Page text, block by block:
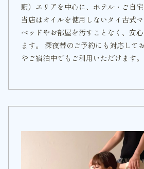
駅）エリアを中心に、ホテル・ご自宅
当店はオイルを使用しないタイ古式マ
ベッドやお部屋を汚すことなく、安
ます。 深夜帯のご予約にも対応して
やご宿泊中でもご利用いただけます。